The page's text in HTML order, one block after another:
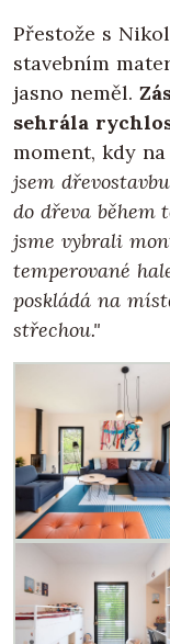
Přestože s
stavebním
jasno neměl.
sehrála
moment, kdy
jsem
do dřeva během
jsme vybrali
temperované
poskládá na
střechou."